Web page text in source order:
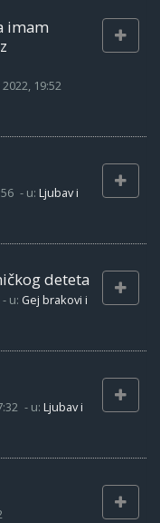
imam
2022, 19:52
- u: Ljubav i
deteta
- u: Gej brakovi i
- u: Ljubav i